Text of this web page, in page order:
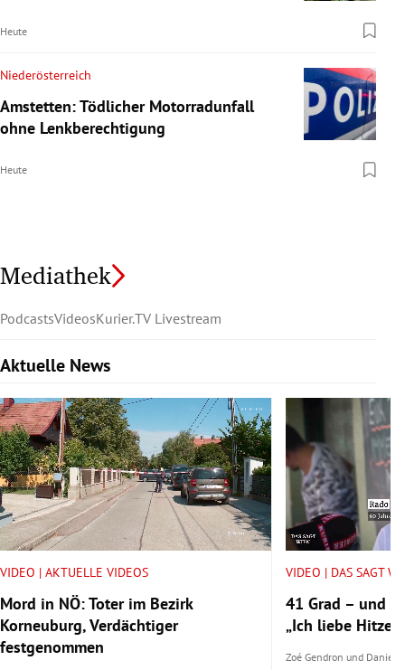
Heute
Niederösterreich
Amstetten: Tödlicher Motorradunfall
ohne Lenkberechtigung
Heute
Mediathek
PodcastsVideosKurier.TV Livestream
Aktuelle News
Slide 1 von 6
VIDEO | AKTUELLE VIDEOS
Mord in NÖ: Toter im Bezirk
Korneuburg, Verdächtiger
festgenommen
VIDEO | DAS SAGT
41 Grad – und
„Ich liebe Hitze.“
Zoé Gendron und Daniel